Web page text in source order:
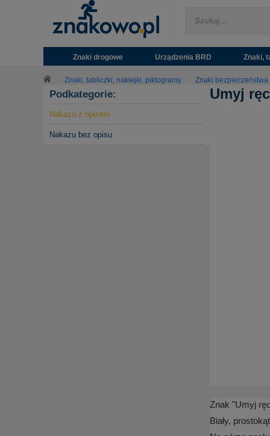
Znaki drogowe Urządzenia BRD Znaki,
Znaki, tabliczki, naklejki, piktogramy Znaki bezpieczeństwa
Podkategorie:
Nakazu z opisem
Nakazu bez opisu
Umyj
Znak "Umyj
Biały,